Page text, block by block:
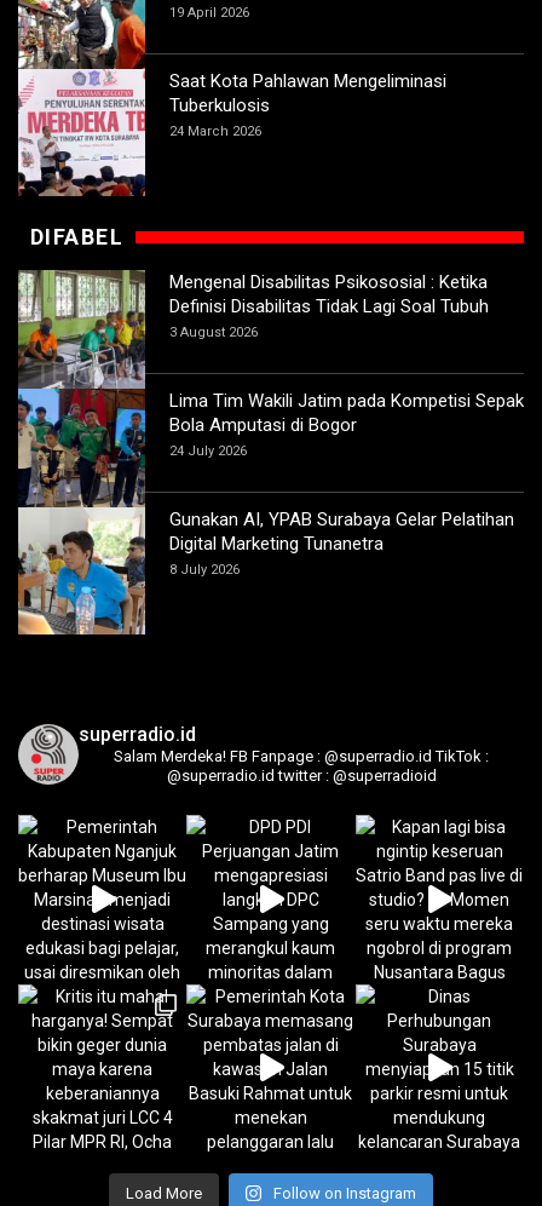
19 April 2026
Saat Kota Pahlawan Mengeliminasi
Tuberkulosis
24 March 2026
DIFABEL
Mengenal Disabilitas Psikososial : Ketika
Definisi Disabilitas Tidak Lagi Soal Tubuh
3 August 2026
Lima Tim Wakili Jatim pada Kompetisi Sepak
Bola Amputasi di Bogor
24 July 2026
Gunakan AI, YPAB Surabaya Gelar Pelatihan
Digital Marketing Tunanetra
8 July 2026
superradio.id
Salam Merdeka! FB Fanpage : @superradio.id TikTok :
@superradio.id twitter : @superradioid
Load More Follow on Instagram